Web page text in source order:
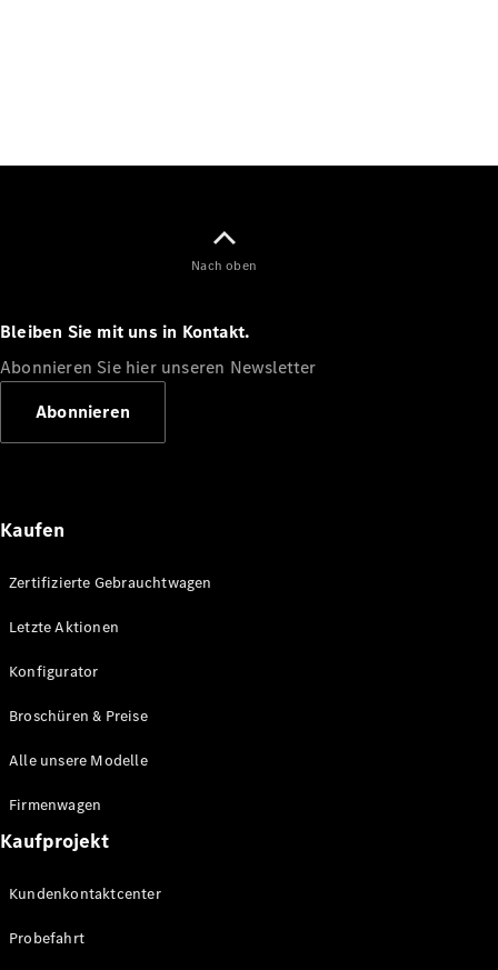
Nach oben
Bleiben Sie mit uns in Kontakt.
Abonnieren Sie hier unseren Newsletter
Abonnieren
Kaufen
Zertifizierte Gebrauchtwagen
Letzte Aktionen
Konfigurator
Broschüren & Preise
Alle unsere Modelle
Firmenwagen
Kaufprojekt
Kundenkontaktcenter
Probefahrt